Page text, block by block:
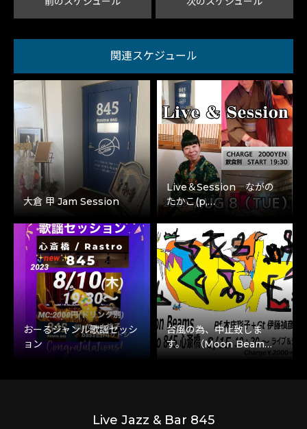
関連スケジュール
大倉 甲 Jam Session
Live＆Session ながの
たかこ(p,…
おーるジャンル歌謡セッシ
ョン
台風の為、中止致しま
す。 （Moon Beam…
Live Jazz & Bar 845